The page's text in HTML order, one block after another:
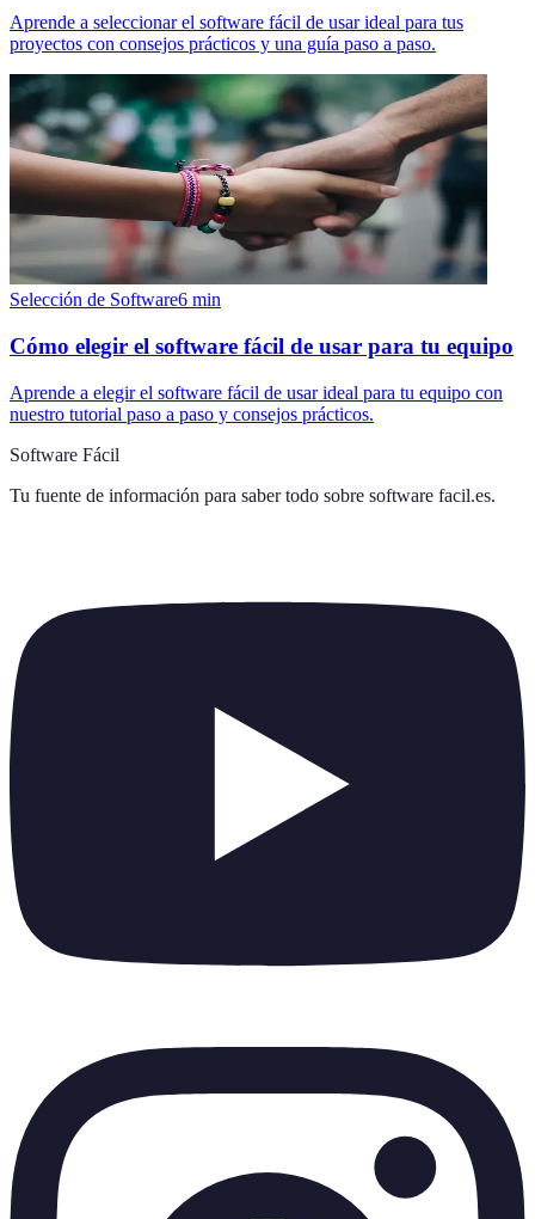
Aprende a seleccionar el software fácil de usar ideal para tus
proyectos con consejos prácticos y una guía paso a paso.
Selección de Software6 min
Cómo elegir el software fácil de usar para tu equipo
Aprende a elegir el software fácil de usar ideal para tu equipo con
nuestro tutorial paso a paso y consejos prácticos.
Software Fácil
Tu fuente de información para saber todo sobre software facil.es.